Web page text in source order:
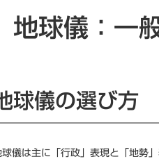
ニュース一覧
一般向け
地球儀：一
球儀の選び方
球儀は主に「行政」表現と「地勢」